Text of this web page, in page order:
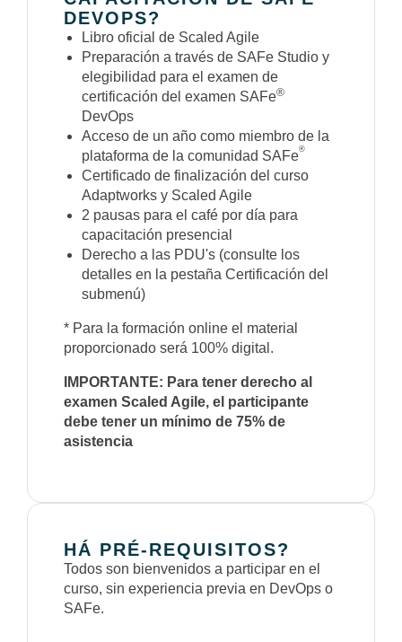
DEVOPS?
Libro oficial de Scaled Agile
Preparación a través de SAFe Studio y
elegibilidad para el examen de
certificación del examen SAFe®
DevOps
Acceso de un año como miembro de la
plataforma de la comunidad SAFe®
Certificado de finalización del curso
Adaptworks y Scaled Agile
2 pausas para el café por día para
capacitación presencial
Derecho a las PDU's (consulte los
detalles en la pestaña Certificación del
submenú)
* Para la formación online el material
proporcionado será 100% digital.
IMPORTANTE: Para tener derecho al
examen Scaled Agile, el participante
debe tener un mínimo de 75% de
asistencia
HÁ PRÉ-REQUISITOS?
Todos son bienvenidos a participar en el
curso, sin experiencia previa en DevOps o
SAFe.